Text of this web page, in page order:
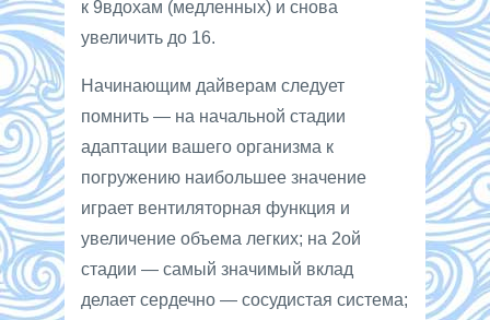
к 9вдохам (медленных) и снова
увеличить до 16.
Начинающим дайверам следует
помнить — на начальной стадии
адаптации вашего организма к
погружению наибольшее значение
играет вентиляторная функция и
увеличение объема легких; на 2ой
стадии — самый значимый вклад
делает сердечно — сосудистая система;